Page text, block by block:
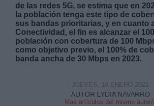
de las redes 5G, se estima que en
la población tenga este tipo de
sus bandas prioritarias, y en cuanto
Conectividad, el fin es alcanzar el
población con cobertura de 100
como objetivo previo, el 100% de
banda ancha de 30 Mbps en 2023.
AUTOR LYDIA NAVARRO
Mas artículos del mismo autor/
JUEVES, 14 ENERO 2021